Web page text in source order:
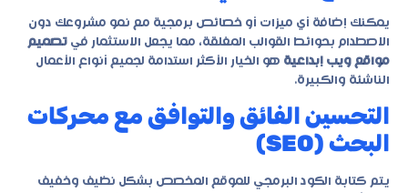
يمكنك إضافة أي ميزات أو خصائص برمجية مع نمو مشروعك دون
الاصطدام بحوائط القوالب المغلقة، مما يجعل الاستثمار في تصميم
مواقع ويب إبداعية هو الخيار الأكثر استدامة لجميع أنواع الأعمال
الناشئة والكبيرة.
التحسين الفائق والتوافق مع محركات
البحث (SEO)
يتم كتابة الكود البرمجي للموقع المخصص بشكل نظيف وخفيف